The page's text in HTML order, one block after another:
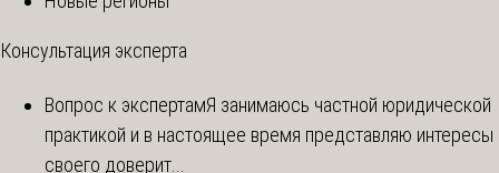
Консультация эксперта
Вопрос к экспертамЯ занимаюсь частной юридической
практикой и в настоящее время представляю интересы
своего доверит...